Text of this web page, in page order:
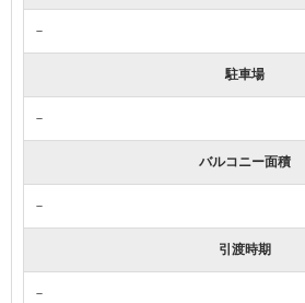
－
駐車場
－
バルコニー面積
－
引渡時期
－